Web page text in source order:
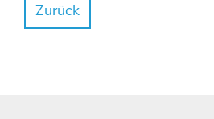
Zurück